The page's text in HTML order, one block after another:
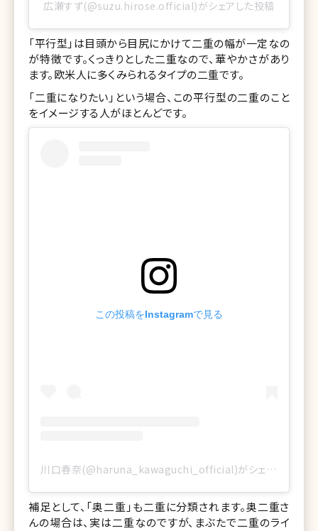
広瀬すず(@suzu.hirose.official)がシェアした投稿
「平行型」は目頭から目尻にかけて二重の幅が一定なの
が特徴です。くっきりとした二重なので、華やかさがあり
ます。欧米人に多くみられるタイプの二重です。
「二重になりたい」という場合、この平行型の二重のこと
をイメージする人がほとんどです。
この投稿をInstagramで見る
川口春奈(@haruna_kawaguchi_official)がシェアした投稿
補足として、「奥二重」も二重に分類されます。奥二重さ
んの場合は、実は二重なのですが、まぶたで二重のライ